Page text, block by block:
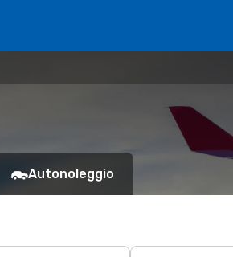
Autonoleggio